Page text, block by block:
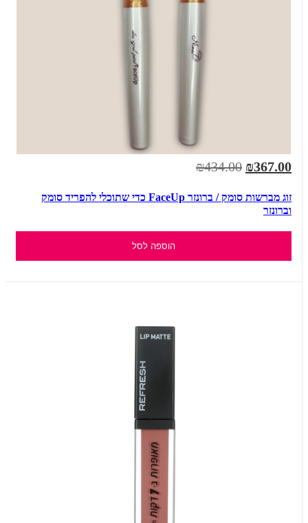
₪367.00
₪434.00
זוג מברשות סומק / ברונזר FaceUp כדי שתוכלי להפריד סומק
וברונזר
הוספה לסל